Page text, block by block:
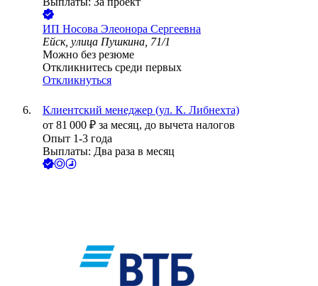
ИП Носова Элеонора Сергеевна
Ейск, улица Пушкина, 71/1
Можно без резюме
Откликнитесь среди первых
Откликнуться
Клиентский менеджер (ул. К. Либнехта)
от 81 000 ₽ за месяц, до вычета налогов
Опыт 1-3 года
Выплаты: Два раза в месяц